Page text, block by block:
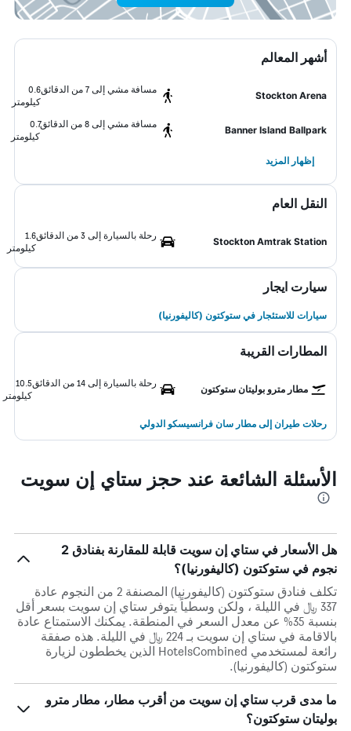
أشهر المعالم
Stockton Arena
مسافة مشي إلى 7 من الدقائق
0.6
كيلومتر
Banner Island Ballpark
مسافة مشي إلى 8 من الدقائق
0.7
كيلومتر
إظهار المزيد
النقل العام
Stockton Amtrak Station
رحلة بالسيارة إلى 3 من الدقائق
1.6
كيلومتر
سيارت ايجار
سيارات للاستئجار في ستوكتون (كاليفورنيا)
المطارات القريبة
مطار مترو بوليتان ستوكتون
رحلة بالسيارة إلى 14 من الدقائق
10.5
كيلومتر
رحلات طيران إلى مطار سان فرانسيسكو الدولي
الأسئلة الشائعة عند حجز ستاي إن سويت
هل الأسعار في ستاي إن سويت قابلة للمقارنة بفنادق 2
نجوم في ستوكتون (كاليفورنيا)؟
تكلف فنادق ستوكتون (كاليفورنيا) المصنفة 2 من النجوم عادة
337 ﷼ في الليلة ، ولكن وسطياً يتوفر ستاي إن سويت بسعر أقل
بنسبة 35% عن معدل السعر في المنطقة. يمكنك الاستمتاع عادة
بالاقامة في ستاي إن سويت بـ 224 ﷼ في الليلة. هذه صفقة
رائعة لمستخدمي HotelsCombined الذين يخططون لزيارة
ستوكتون (كاليفورنيا).
ما مدى قرب ستاي إن سويت من أقرب مطار، مطار مترو
بوليتان ستوكتون؟